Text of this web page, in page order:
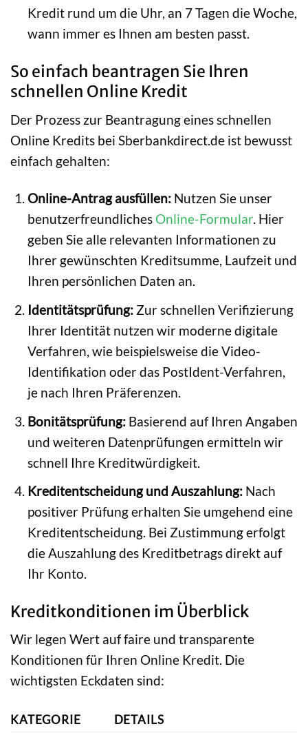
Kredit rund um die Uhr, an 7 Tagen die Woche,
wann immer es Ihnen am besten passt.
So einfach beantragen Sie Ihren
schnellen Online Kredit
Der Prozess zur Beantragung eines schnellen
Online Kredits bei Sberbankdirect.de ist bewusst
einfach gehalten:
Online-Antrag ausfüllen:Nutzen Sie unser
benutzerfreundliches Online-Formular. Hier
geben Sie alle relevanten Informationen zu
Ihrer gewünschten Kreditsumme, Laufzeit und
Ihren persönlichen Daten an.
Identitätsprüfung:Zur schnellen Verifizierung
Ihrer Identität nutzen wir moderne digitale
Verfahren, wie beispielsweise die Video-
Identifikation oder das PostIdent-Verfahren,
je nach Ihren Präferenzen.
Bonitätsprüfung:Basierend auf Ihren Angaben
und weiteren Datenprüfungen ermitteln wir
schnell Ihre Kreditwürdigkeit.
Kreditentscheidung und Auszahlung:Nach
positiver Prüfung erhalten Sie umgehend eine
Kreditentscheidung. Bei Zustimmung erfolgt
die Auszahlung des Kreditbetrags direkt auf
Ihr Konto.
Kreditkonditionen im Überblick
Wir legen Wert auf faire und transparente
Konditionen für Ihren Online Kredit. Die
wichtigsten Eckdaten sind:
KATEGORIE DETAILS